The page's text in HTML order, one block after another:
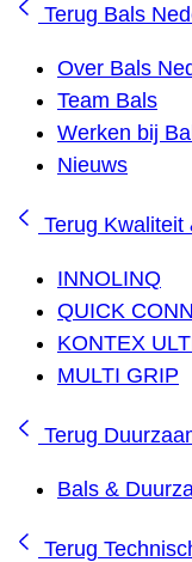
Terug Bals
Over Bals
Team Bals
Werken bij
Nieuws
Terug Kwaliteit
INNOLINQ
QUICK
KONTEX
MULTI GRIP
Terug
Bals &
Terug